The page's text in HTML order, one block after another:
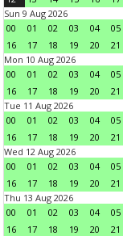
Sun 9 Aug 2026
00
01 02 03 04 05
16
17 18 19 20 21
Mon 10 Aug 2026
00
01 02 03 04 05
16
17 18 19 20 21
Tue 11 Aug 2026
00
01 02 03 04 05
16
17 18 19 20 21
Wed 12 Aug 2026
00
01 02 03 04 05
16
17 18 19 20 21
Thu 13 Aug 2026
00
01 02 03 04 05
16
17 18 19 20 21